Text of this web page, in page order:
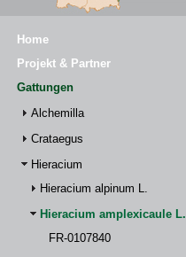
Home
Projekt & Partner
Gattungen
Alchemilla
Crataegus
Hieracium
Hieracium alpinum L.
Hieracium amplexicaule L.
FR-0107840